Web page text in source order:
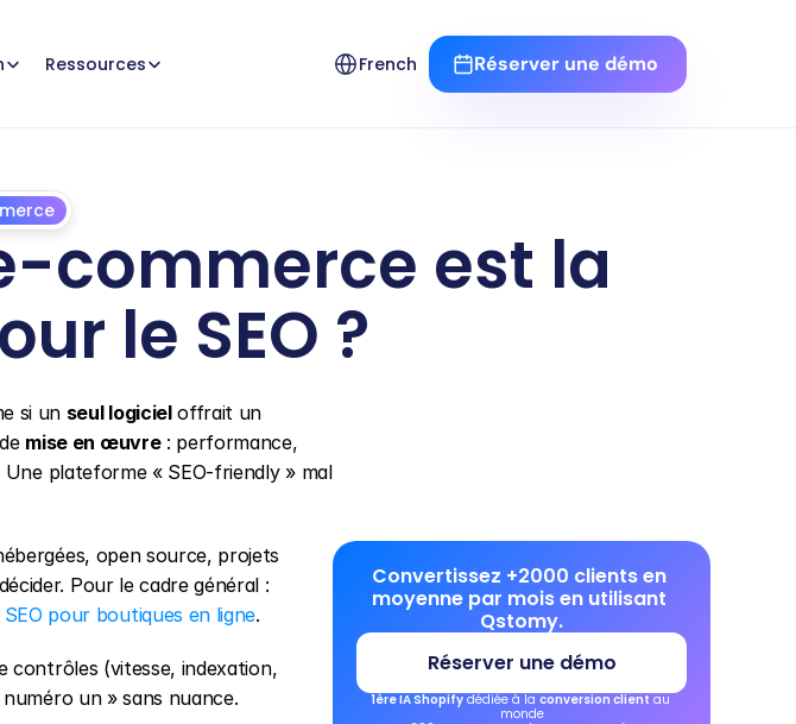
Ressources
Select Language
French Réserver une démo
commerce est la
le SEO ?
si un seul logiciel offrait un
mise en œuvre : performance,
plateforme « SEO-friendly » mal
open source, projets
pour boutiques en ligne.
contrôles (vitesse, indexation,
un » sans nuance.
Convertissez +2000 clients en
moyenne par mois en utilisant
Qstomy.
Réserver une démo
1ère IA Shopify dédiée à la conversion client au
monde